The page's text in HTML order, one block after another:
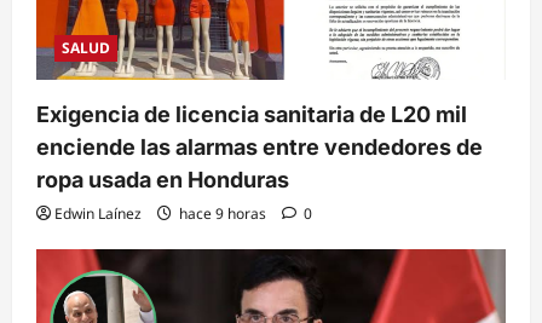
SALUD
Exigencia de licencia sanitaria de L20 mil
enciende las alarmas entre vendedores de
ropa usada en Honduras
Edwin Laínez hace 9 horas 0